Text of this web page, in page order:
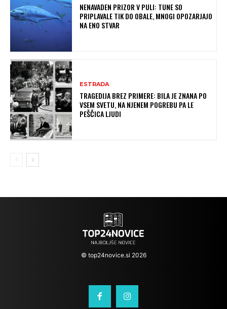
NENAVADEN PRIZOR V PULI: TUNE SO
PRIPLAVALE TIK DO OBALE, MNOGI OPOZARJAJO
NA ENO STVAR
ESTRADA
TRAGEDIJA BREZ PRIMERE: BILA JE ZNANA PO
VSEM SVETU, NA NJENEM POGREBU PA LE
PEŠČICA LJUDI
© top24novice.si 2026